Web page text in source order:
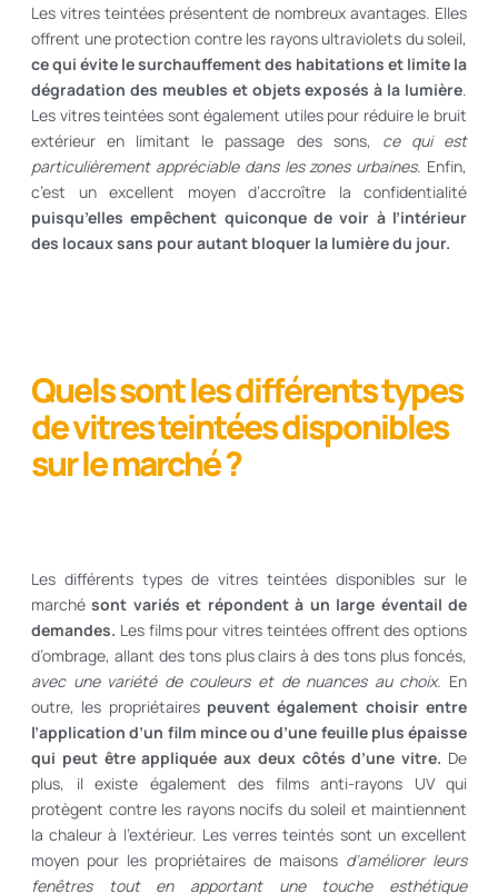
Les vitres teintées présentent de nombreux avantages. Elles
offrent une protection contre les rayons ultraviolets du soleil,
ce qui évite le surchauffement des habitations et limite la
dégradation des meubles et objets exposés à la lumière.
Les vitres teintées sont également utiles pour réduire le bruit
extérieur en limitant le passage des sons, ce qui est
particulièrement appréciable dans les zones urbaines. Enfin,
c’est un excellent moyen d’accroître la confidentialité
puisqu’elles empêchent quiconque de voir à l’intérieur
des locaux sans pour autant bloquer la lumière du jour.
Quels sont les différents types
de vitres teintées disponibles
sur le marché ?
Les différents types de vitres teintées disponibles sur le
marchésont variés et répondent à un large éventail de
demandes. Les films pour vitres teintées offrent des options
d’ombrage, allant des tons plus clairs à des tons plus foncés,
avec une variété de couleurs et de nuances au choix. En
outre, les propriétaires peuvent également choisir entre
l’application d’un film mince ou d’une feuille plus épaisse
qui peut être appliquée aux deux côtés d’une vitre. De
plus, il existe également des films anti-rayons UV qui
protègent contre les rayons nocifs du soleil et maintiennent
la chaleur à l’extérieur. Les verres teintés sont un excellent
moyen pour les propriétaires de maisons d’améliorer leurs
fenêtres tout en apportant une touche esthétique